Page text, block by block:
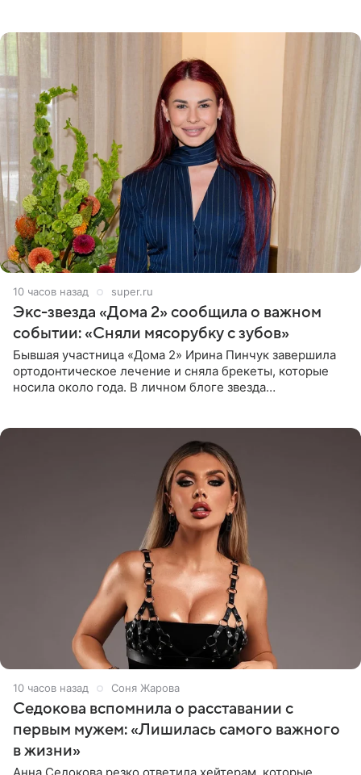
10 часов назад super.ru
Экс-звезда «Дома 2» сообщила о важном
событии: «Сняли мясорубку с зубов»
Бывшая участница «Дома 2» Ирина Пинчук завершила
ортодонтическое лечение и сняла брекеты, которые
носила около года. В личном блоге звезда
10 часов назад Соня Жарова
Седокова вспомнила о расставании с
первым мужем: «Лишилась самого важного
в жизни»